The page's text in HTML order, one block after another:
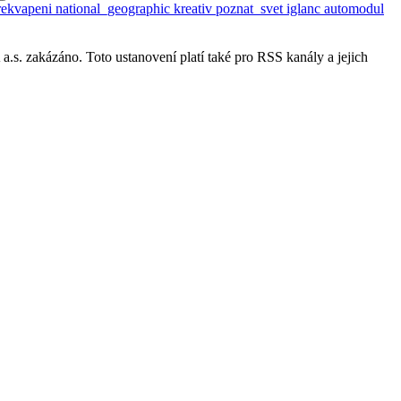
national_geographic kreativ poznat_svet iglanc automodul
zakázáno. Toto ustanovení platí také pro RSS kanály a jejich